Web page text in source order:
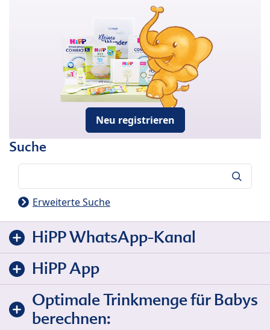
Neu registrieren
Suche
Erweiterte Suche
HiPP WhatsApp-Kanal
HiPP App
Optimale Trinkmenge für Babys
berechnen: